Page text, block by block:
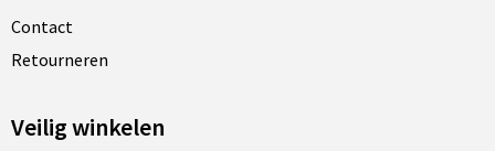
Contact
Retourneren
Veilig winkelen